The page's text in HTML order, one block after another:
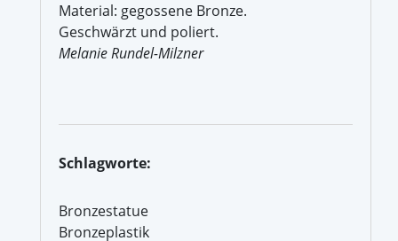
Material: gegossene Bronze.
Geschwärzt und poliert.
Melanie Rundel-Milzner
Schlagworte:
Bronzestatue
Bronzeplastik